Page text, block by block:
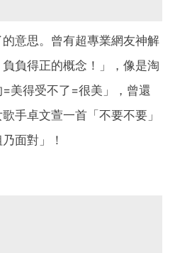
意思。曾有超專業網友神解
負得正的概念！」，像是淘
美得受不了=很美」，曾還
手卓文萱一首「不要不要」
面對」！